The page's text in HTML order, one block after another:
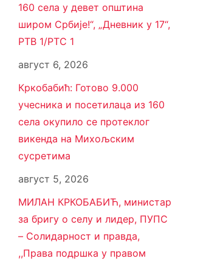
160 села у девет општина
широм Србије!“, „Дневник у 17“,
РТВ 1/РТС 1
август 6, 2026
Кркобабић: Готово 9.000
учесника и посетилаца из 160
села окупило се протеклог
викенда на Михољским
сусретима
август 5, 2026
МИЛАН КРКОБАБИЋ, министар
за бригу о селу и лидер, ПУПС
– Солидарност и правда,
,,Права подршка у правом